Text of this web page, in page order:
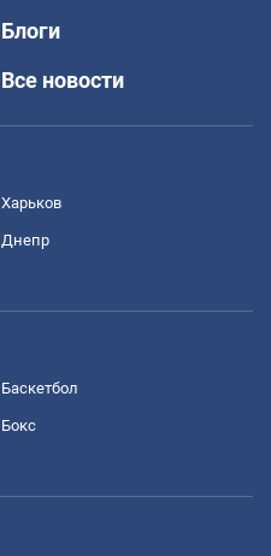
Блоги
Все новости
Харьков
Днепр
Баскетбол
Бокс